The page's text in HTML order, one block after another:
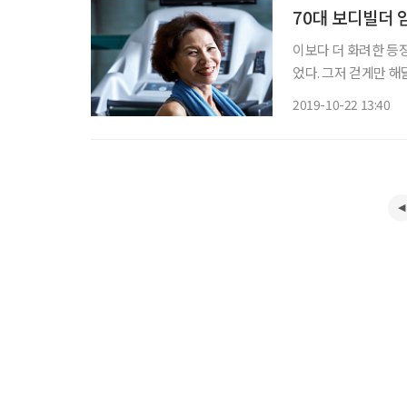
70대 보디빌더
이보다 더 화려한 등
었다. 그저 걷게만
2019-10-22 13:40